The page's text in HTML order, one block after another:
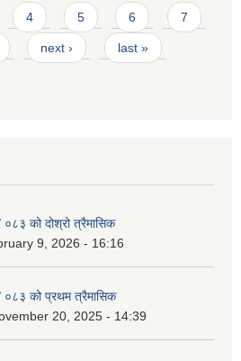
4 5 6 7
next › last »
को दोश्रो त्रैमासिक
9, 2026 - 16:16
को प्रथम त्रैमासिक
20, 2025 - 14:39